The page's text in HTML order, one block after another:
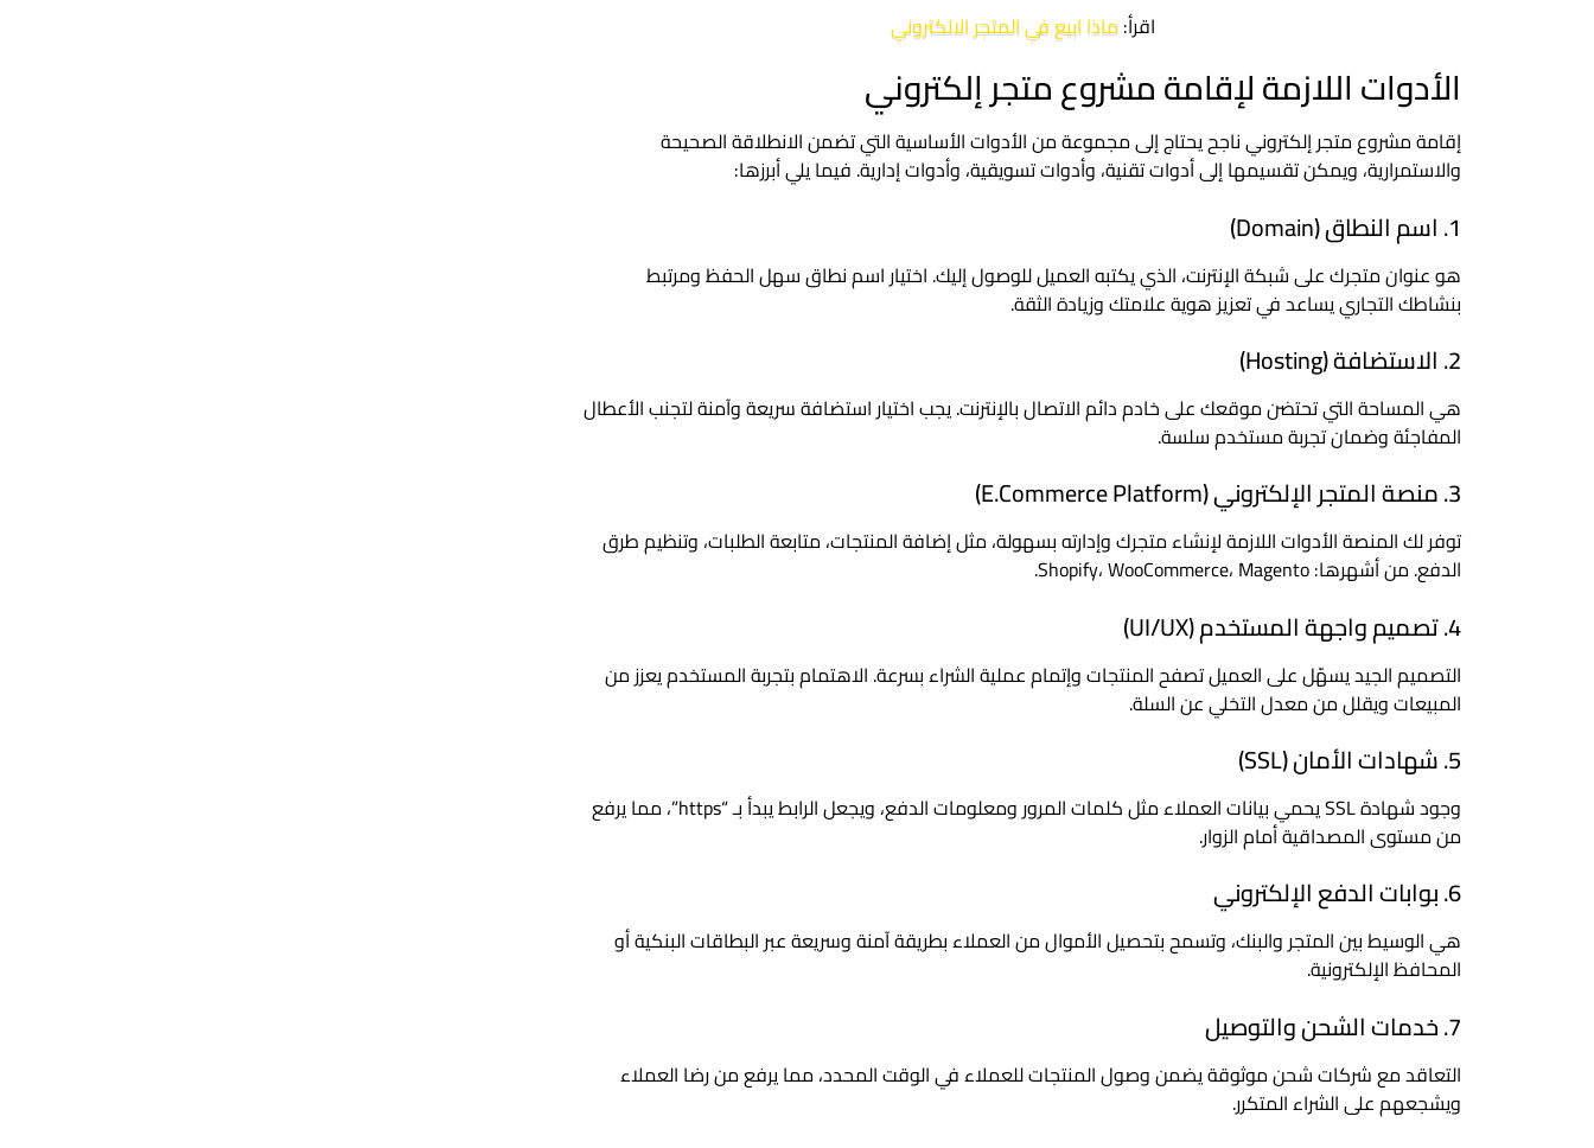
اقرأ: ماذا ابيع في المتجر الالكتروني
الأدوات اللازمة لإقامة مشروع متجر إلكتروني
إقامة مشروع متجر إلكتروني ناجح يحتاج إلى مجموعة من الأدوات الأساسية التي تضمن الانطلاقة الصحيحة
والاستمرارية، ويمكن تقسيمها إلى أدوات تقنية، وأدوات تسويقية، وأدوات إدارية. فيما يلي أبرزها:
1. اسم النطاق (Domain)
هو عنوان متجرك على شبكة الإنترنت، الذي يكتبه العميل للوصول إليك. اختيار اسم نطاق سهل الحفظ ومرتبط
بنشاطك التجاري يساعد في تعزيز هوية علامتك وزيادة الثقة.
2. الاستضافة (Hosting)
هي المساحة التي تحتضن موقعك على خادم دائم الاتصال بالإنترنت. يجب اختيار استضافة سريعة وآمنة لتجنب الأعطال
المفاجئة وضمان تجربة مستخدم سلسة.
3. منصة المتجر الإلكتروني (E.Commerce Platform)
توفر لك المنصة الأدوات اللازمة لإنشاء متجرك وإدارته بسهولة، مثل إضافة المنتجات، متابعة الطلبات، وتنظيم طرق
الدفع. من أشهرها: Shopify، WooCommerce، Magento.
4. تصميم واجهة المستخدم (UI/UX)
التصميم الجيد يسهّل على العميل تصفح المنتجات وإتمام عملية الشراء بسرعة. الاهتمام بتجربة المستخدم يعزز من
المبيعات ويقلل من معدل التخلي عن السلة.
5. شهادات الأمان (SSL)
وجود شهادة SSL يحمي بيانات العملاء مثل كلمات المرور ومعلومات الدفع، ويجعل الرابط يبدأ بـ “https”، مما يرفع
من مستوى المصداقية أمام الزوار.
6. بوابات الدفع الإلكتروني
هي الوسيط بين المتجر والبنك، وتسمح بتحصيل الأموال من العملاء بطريقة آمنة وسريعة عبر البطاقات البنكية أو
المحافظ الإلكترونية.
7. خدمات الشحن والتوصيل
التعاقد مع شركات شحن موثوقة يضمن وصول المنتجات للعملاء في الوقت المحدد، مما يرفع من رضا العملاء
ويشجعهم على الشراء المتكرر.